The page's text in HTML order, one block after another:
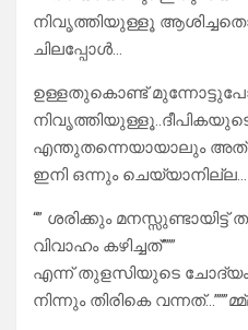
നിവൃത്തിയുള്ളൂ
ചിലപ്പോൾ…
ഉള്ളതുകൊണ്ട്
നിവൃത്തിയുള്ളൂ..ദീപികയുടെ
എന്തുതന്നെയായാലും അത്
ഇനി ഒന്നും ചെയ്യാനില്ല…
“” ശരിക്കും
വിവാഹം കഴിച്ചത്”””
എന്ന് തുളസിയുടെ ചോദ്യം
നിന്നും തിരികെ